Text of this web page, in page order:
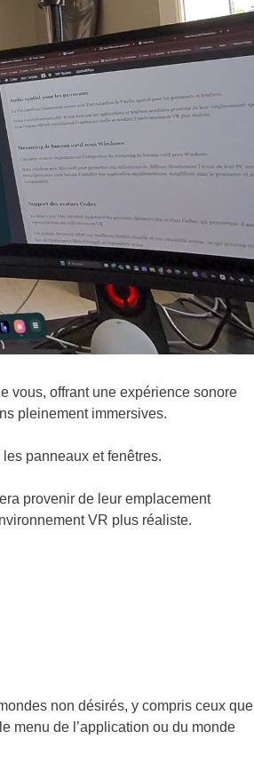
vous, offrant une expérience sonore
pleinement immersives.
panneaux et fenêtres.
provenir de leur emplacement
VR plus réaliste​.
non désirés, y compris ceux que
menu de l’application ou du monde